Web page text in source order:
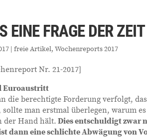
EINE FRAGE DER ZEIT
|freie Artikel,Wochenreports 2017
Nr. 21-2017]
Euroaustritt
die berechtigte Forderung verfolgt,
sollte man erstmal überlegen, warum
der Hand hält.Dies entschuldigt zwar
dann eine schlichte Abwägung von